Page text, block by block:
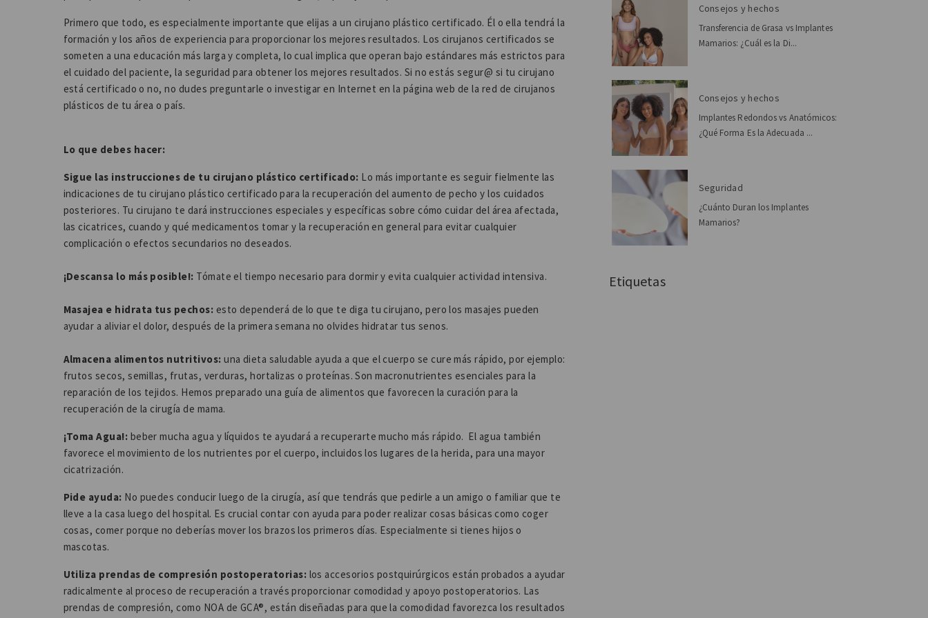
Primero que todo, es especialmente importante que elijas a un cirujano plástico certificado. Él o ella tendrá la
formación y los años de experiencia para proporcionar los mejores resultados. Los cirujanos certificados se
someten a una educación más larga y completa, lo cual implica que operan bajo estándares más estrictos para
el cuidado del paciente, la seguridad para obtener los mejores resultados. Si no estás segur@ si tu cirujano
está certificado o no, no dudes preguntarle o investigar en Internet en la página web de la red de cirujanos
plásticos de tu área o país.
Lo que debes hacer:
Sigue las instrucciones de tu cirujano plástico certificado: Lo más importante es seguir fielmente las
indicaciones de tu cirujano plástico certificado para la recuperación del aumento de pecho y los cuidados
posteriores. Tu cirujano te dará instrucciones especiales y específicas sobre cómo cuidar del área afectada,
las cicatrices, cuando y qué medicamentos tomar y la recuperación en general para evitar cualquier
complicación o efectos secundarios no deseados.
¡Descansa lo más posible!: Tómate el tiempo necesario para dormir y evita cualquier actividad intensiva.
Masajea e hidrata tus pechos: esto dependerá de lo que te diga tu cirujano, pero los masajes pueden
ayudar a aliviar el dolor, después de la primera semana no olvides hidratar tus senos.
Almacena alimentos nutritivos:una dieta saludable ayuda a que el cuerpo se cure más rápido, por ejemplo:
frutos secos, semillas, frutas, verduras, hortalizas o proteínas. Son macronutrientes esenciales para la
reparación de los tejidos. Hemos preparado una guía de alimentos que favorecen la curación para la
recuperación de la cirugía de mama.
¡Toma Agua!: beber mucha agua y líquidos te ayudará a recuperarte mucho más rápido. El agua también
favorece el movimiento de los nutrientes por el cuerpo, incluidos los lugares de la herida, para una mayor
cicatrización.
Pide ayuda: No puedes conducir luego de la cirugía, así que tendrás que pedirle a un amigo o familiar que te
lleve a la casa luego del hospital. Es crucial contar con ayuda para poder realizar cosas básicas como coger
cosas, comer porque no deberías mover los brazos los primeros días. Especialmente si tienes hijos o
mascotas.
Utiliza prendas de compresión postoperatorias: los accesorios postquirúrgicos están probados a ayudar
radicalmente al proceso de recuperación a través proporcionar comodidad y apoyo postoperatorios. Las
prendas de compresión, como NOA de GCA®, están diseñadas para que la comodidad favorezca los resultados
Consejos y hechos
Transferencia de Grasa vs Implantes
Mamarios: ¿Cuál es la Di...
Consejos y hechos
Implantes Redondos vs Anatómicos:
¿Qué Forma Es la Adecuada ...
Seguridad
¿Cuánto Duran los Implantes
Mamarios?
Etiquetas